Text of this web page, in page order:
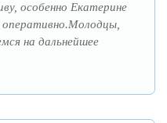
особенно Екатерине
оперативно.Молодцы,
на дальнейшее